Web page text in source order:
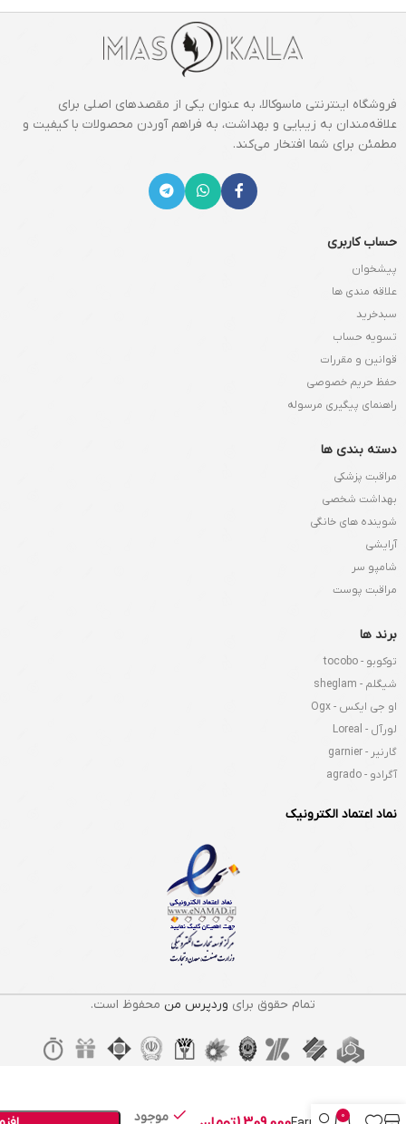
فروشگاه اینترنتی ماسوکالا، به عنوان یکی از مقصدهای اصلی برای
علاقه‌مندان به زیبایی و بهداشت، به فراهم آوردن محصولات با کیفیت و
مطمئن برای شما افتخار می‌کند.
حساب کاربری
پیشخوان
علاقه مندی ها
سبدخرید
تسویه حساب
قوانین و مقررات
حفظ حریم خصوصی
راهنمای پیگیری مرسوله
دسته بندی ها
مراقبت پزشکی
بهداشت شخصی
شوینده های خانگی
آرایشی
شامپو سر
مراقبت پوست
برند ها
توکوبو - tocobo
شیگلم - sheglam
او جی ایکس - Ogx
لورآل - Loreal
گارنیر - garnier
آگرادو - agrado
نماد اعتماد الکترونیک
تمام حقوق برای وردپرس من محفوظ است.
دور چشم
استی
موجود
0